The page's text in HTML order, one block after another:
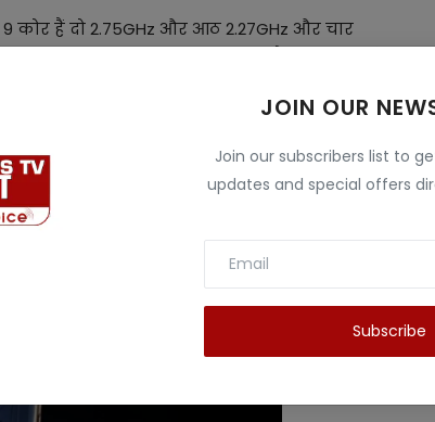
JOIN OUR
Join our subscribers list to
updates and special offers
Subscribe
कोर हैं दो 2.75GHz और आठ 2.27GHz और चार
और मल्टीटास्किंग में कमाल करता है। इस में बड़ी वेपर
एक्स7 में 12GB या 16GB रैम और 256GB से 1TB
है इस में आप एक साथ कई सारे ऐप्स यूज कर सकते